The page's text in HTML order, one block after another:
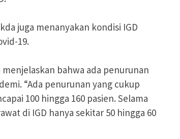
juga menanyakan kondisi IGD
19.
bahwa ada penurunan
“Ada penurunan yang cukup
100 hingga 160 pasien. Selama
di IGD hanya sekitar 50 hingga 60